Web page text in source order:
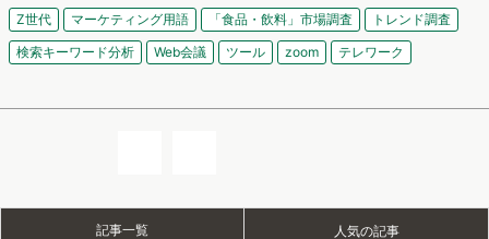
Z世代 マーケティング用語 「食品・飲料」市場調査
トレンド調査
検索キーワード分析
Web会議 ツール zoom テレワーク
記事一覧 人気の記事